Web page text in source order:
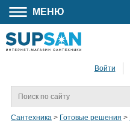
МЕНЮ
Войти
Сантехника > Готовые решения >